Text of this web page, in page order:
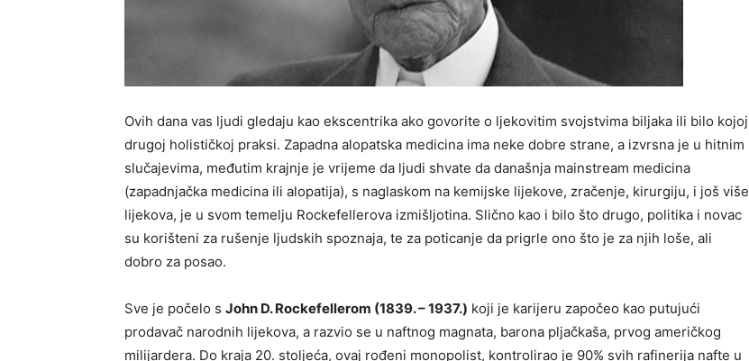
Ovih dana vas ljudi gledaju kao ekscentrika ako govorite o ljekovitim svojstvima biljaka ili bilo kojoj
drugoj holističkoj praksi. Zapadna alopatska medicina ima neke dobre strane, a izvrsna je u hitnim
slučajevima, međutim krajnje je vrijeme da ljudi shvate da današnja mainstream medicina
(zapadnjačka medicina ili alopatija), s naglaskom na kemijske lijekove, zračenje, kirurgiju, i još više
lijekova, je u svom temelju Rockefellerova izmišljotina. Slično kao i bilo što drugo, politika i novac
su korišteni za rušenje ljudskih spoznaja, te za poticanje da prigrle ono što je za njih loše, ali
dobro za posao.
Sve je počelo s John D. Rockefellerom (1839. – 1937.) koji je karijeru započeo kao putujući
prodavač narodnih lijekova, a razvio se u naftnog magnata, barona pljačkaša, prvog američkog
milijardera. Do kraja 20. stoljeća, ovaj rođeni monopolist, kontrolirao je 90% svih rafinerija nafte u